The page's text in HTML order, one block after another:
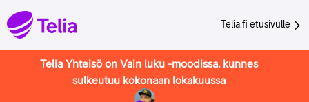
Telia.fi etusivulle
Telia Yhteisö on Vain luku -moodissa, kunnes
sulkeutuu kokonaan lokakuussa